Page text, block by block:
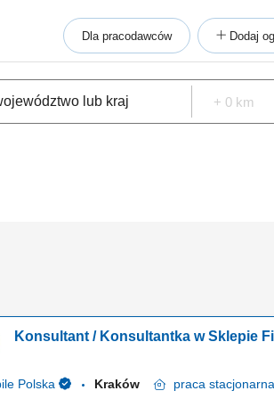
Dla pracodawców Dodaj
Konsultant / Konsultantka w Sklepie
Polska Kraków praca stacjonarna